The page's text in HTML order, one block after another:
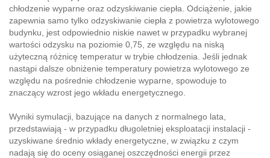
chłodzenie wyparne oraz odzyskiwanie ciepła. Odciążenie, jakie
zapewnia samo tylko odzyskiwanie ciepła z powietrza wylotowego
budynku, jest odpowiednio niskie nawet w przypadku wybranej
wartości odzysku na poziomie 0,75, ze względu na niską
użyteczną różnicę temperatur w trybie chłodzenia. Jeśli jednak
nastąpi dalsze obniżenie temperatury powietrza wylotowego ze
względu na pośrednie chłodzenie wyparne, spowoduje to
znaczący wzrost jego wkładu energetycznego.
Wyniki symulacji, bazujące na danych z normalnego lata,
przedstawiają - w przypadku długoletniej eksploatacji instalacji -
uzyskiwane średnio wkłady energetyczne, w związku z czym
nadają się do oceny osiąganej oszczędności energii przez